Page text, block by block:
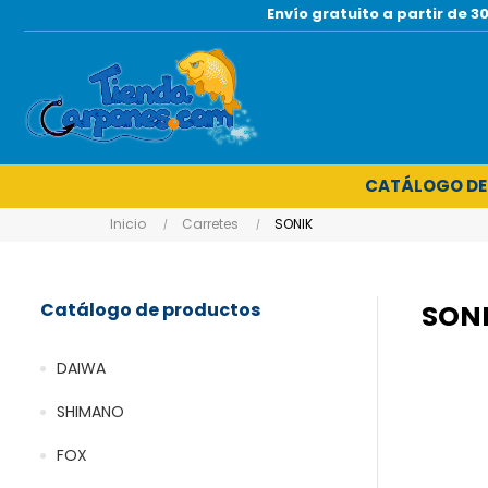
Envío gratuito a partir de
CATÁLOGO
Inicio Carretes SONIK
Catálogo de productos
DAIWA
SHIMANO
FOX